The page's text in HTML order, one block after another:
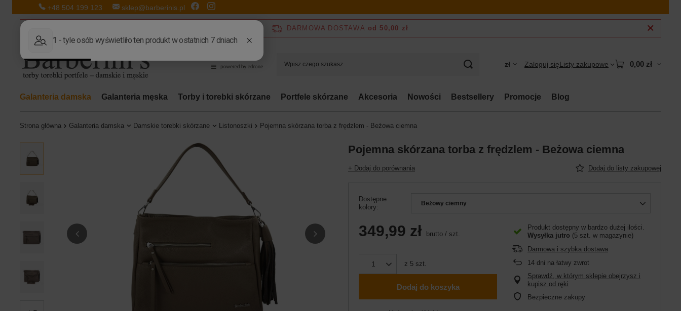
+48 504 199 123 sklep@barberinis.pl
DARMOWA DOSTAWA od 50,00 zł
zł Zaloguj sięListy zakupowe 0,00 zł
Galanteria damska Galanteria męska Torby i torebki skórzane Portfele skórzane Akcesoria Nowości Bestsellery Promocje Blog
Strona główna Galanteria damska Damskie torebki skórzane Listonoszki Pojemna skórzana torba z frędzlem - Beżowa ciemna
Pojemna skórzana torba z frędzlem - Beżowa ciemna
+ Dodaj do porównania Dodaj do listy zakupowej
Dostępne
kolory
Beżowy ciemny
349,99 zł brutto / szt.
z 5 szt.
Dodaj do koszyka
Produkt dostępny w bardzo dużej ilości
Wysyłka jutro (5 szt. w magazynie)
Darmowa i szybka dostawa
14 dni na łatwy zwrot
Sprawdź, w którym sklepie obejrzysz i
kupisz od ręki
Bezpieczne zakupy